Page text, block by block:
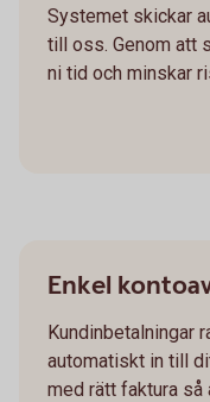
Systemet skickar
till oss. Genom att
ni tid och minskar
Enkel
Kundinbetalningar
automatiskt in till
med rätt faktura